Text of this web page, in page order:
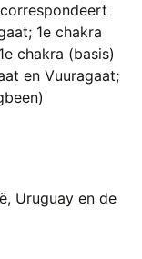
1e chakra
chakra (basis)
en Vuuragaat;
Uruguay en de